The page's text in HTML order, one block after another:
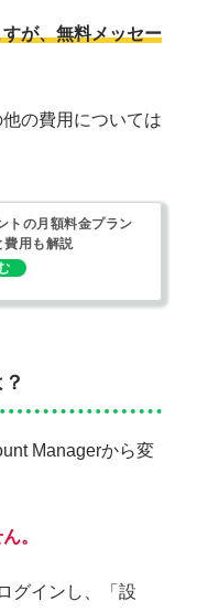
が、無料メッセー
の費用については
トの月額料金プラン
費用も解説
Managerから変
。
グインし、「設